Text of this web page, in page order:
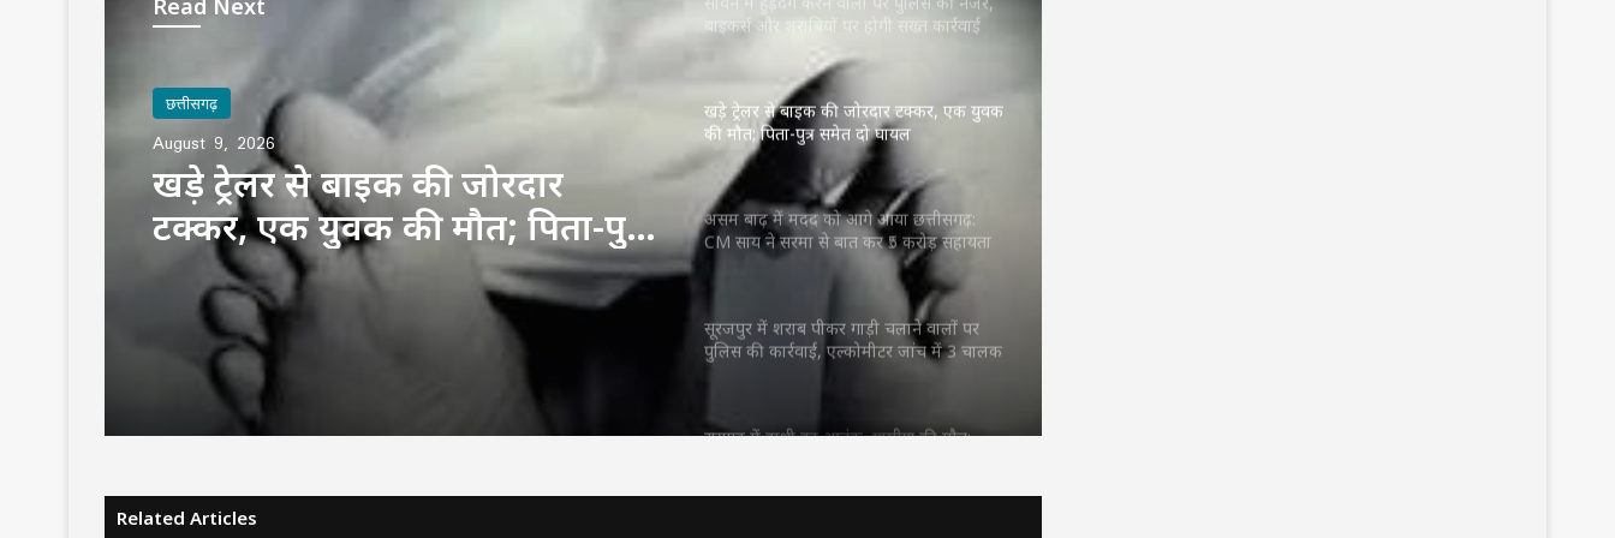
Read Next
छत्तीसगढ़
August 9, 2026
खड़े ट्रेलर से बाइक की जोरदार
टक्कर, एक युवक की मौत; पिता-पुत्र
समेत दो घायल
बाइकर्स और शराबियों पर होगी सख्त कार्रवाई
खड़े ट्रेलर से बाइक की जोरदार टक्कर, एक युवक
की मौत; पिता-पुत्र समेत दो घायल
असम बाढ़ में मदद को आगे आया छत्तीसगढ़:
CM साय ने सरमा से बात कर ₹5 करोड़ सहायता
देने का किया ऐलान
सूरजपुर में शराब पीकर गाड़ी चलाने वालों पर
पुलिस की कार्रवाई, एल्कोमीटर जांच में 3 चालक
रायगढ़ में हाथी का आतंक, ग्रामीण की मौत;
Related Articles